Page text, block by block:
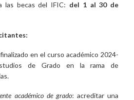
las becas del IFIC: del 1 al 30 de
en el curso académico 2024-
de Grado en la rama de
académico de grado: acreditar una